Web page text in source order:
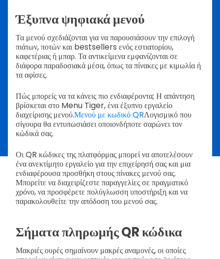
Έξυπνα ψηφιακά μενού
Τα μενού σχεδιάζονται για να παρουσιάσουν την επιλογή
πιάτων, ποτών και bestsellers ενός εστιατορίου,
καφετέριας ή μπαρ. Τα αντικείμενα εμφανίζονται σε
διάφορα παραδοσιακά μέσα, όπως τα πίνακες με κιμωλία ή
τα αφίσες.
Πώς μπορείς να τα κάνεις πιο ενδιαφέροντα; Η απάντηση
βρίσκεται στο Menu Tiger, ένα έξυπνο εργαλείο
διαχείρισης μενού.Μενού με κωδικό QRΛογισμικό που
σίγουρα θα εντυπωσιάσει οποιονδήποτε σαρώνει τον
κώδικά σας.
Οι QR κώδικες της πλατφόρμας μπορεί να αποτελέσουν
ένα ανεκτίμητο εργαλείο για την επιχείρησή σας και μια
ενδιαφέρουσα προσθήκη στους πίνακες μενού σας.
Μπορείτε να διαχειρίζεστε παραγγελίες σε πραγματικό
χρόνο, να προσφέρετε πολύγλωσση υποστήριξη και να
παρακολουθείτε την απόδοση του μενού σας.
Σήματα πληρωμής QR κώδικα
Μακριές ουρές σημαίνουν μακρές αναμονές, οι οποίες